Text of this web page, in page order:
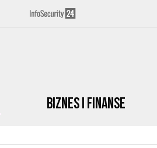
Biznes i Finanse